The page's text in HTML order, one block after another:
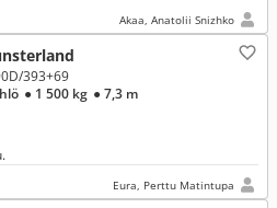
Akaa, Anatolii Snizhko
393+69
● 1 500 kg ● 7,3 m
Eura, Perttu Matintupa